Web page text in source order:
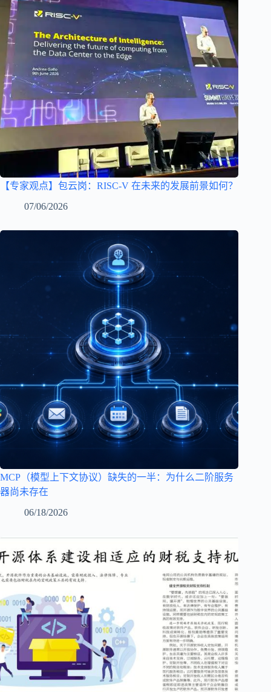
【专家观点】包云岗：RISC-V 在未来的发展前景如何？
07/06/2026
MCP（模型上下文协议）缺失的一半：为什么二阶服务
器尚未存在
06/18/2026